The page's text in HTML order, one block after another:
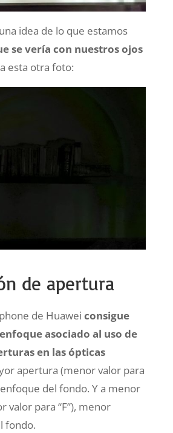
idea de lo que estamos
se vería con nuestros ojos
esta otra foto:
de apertura
de Huawei consigue
asociado al uso de
en las ópticas
apertura (menor valor para
del fondo. Y a menor
valor para “F”), menor
fondo.